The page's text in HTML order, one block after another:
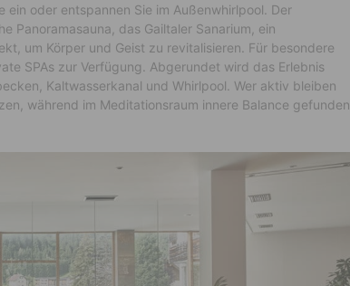
ein oder entspannen Sie im Außenwhirlpool. Der
Panoramasauna, das Gailtaler Sanarium, ein
um Körper und Geist zu revitalisieren. Für besondere
SPAs zur Verfügung. Abgerundet wird das Erlebnis
Kaltwasserkanal und Whirlpool. Wer aktiv bleiben
während im Meditationsraum innere Balance gefunden